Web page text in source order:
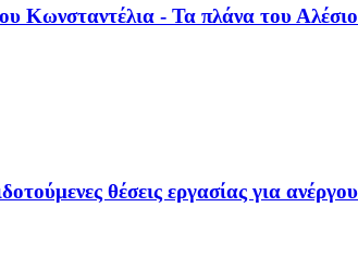
Κωνσταντέλια - Τα πλάνα του Αλέσιο
θέσεις εργασίας για